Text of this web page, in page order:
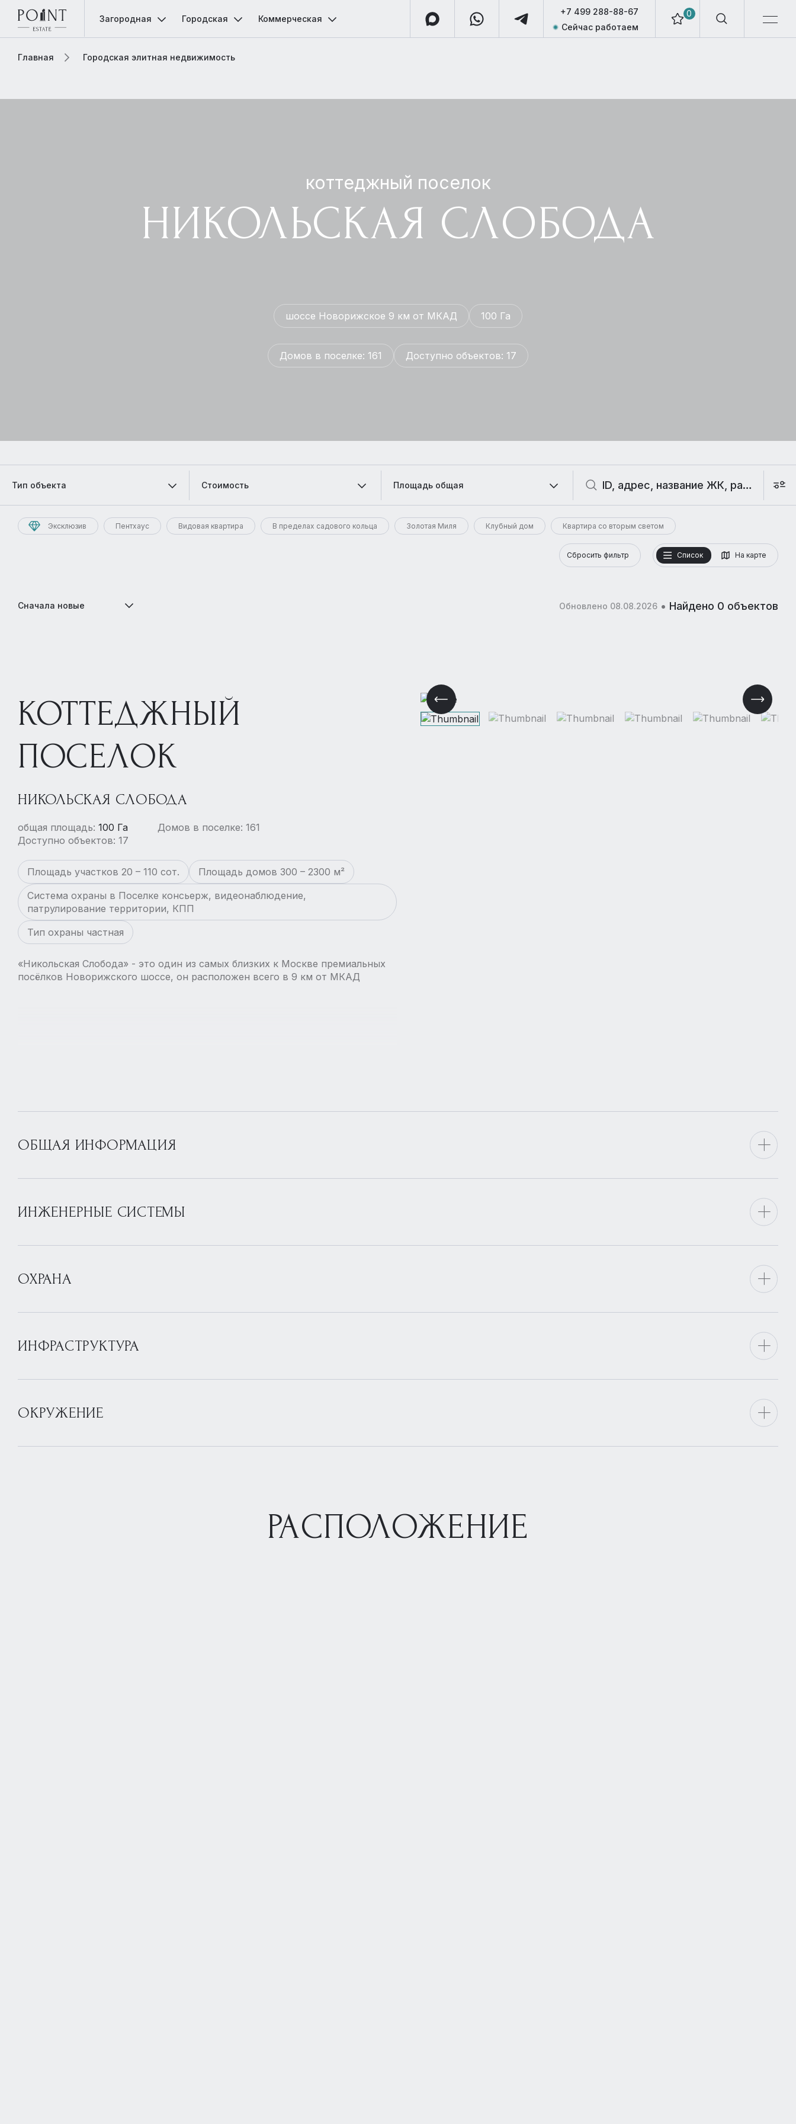
0
+7 499 288-88-67
Сейчас работаем
Загородная Городская Коммерческая
Главная Городская элитная недвижимость
коттеджный поселок
НИКОЛЬСКАЯ СЛОБОДА
шоссе Новорижское 9 км от МКАД 100 Га
Домов в поселке: 161 Доступно объектов: 17
Тип объекта Стоимость Площадь общая
Эксклюзив Пентхаус Видовая квартира В пределах садового кольца Золотая Миля Клубный дом Квартира со вторым светом
Список На карте
Сбросить фильтр
Сначала новые Обновлено 08.08.2026 • Найдено 0 объектов
КОТТЕДЖНЫЙ
ПОСЕЛОК
НИКОЛЬСКАЯ СЛОБОДА
общая площадь: 100 Га
Домов в поселке: 161
Доступно объектов: 17
Площадь участков 20 – 110 сот.
Площадь домов 300 – 2300 м²
Система охраны в Поселке консьерж, видеонаблюдение,
патрулирование территории, КПП
Тип охраны частная
«Никольская Слобода» - это один из самых близких к Москве премиальных
посёлков Новорижского шоссе, он расположен всего в 9 км от МКАД
ОБЩАЯ ИНФОРМАЦИЯ
ИНЖЕНЕРНЫЕ СИСТЕМЫ
ОХРАНА
ИНФРАСТРУКТУРА
ОКРУЖЕНИЕ
РАСПОЛОЖЕНИЕ